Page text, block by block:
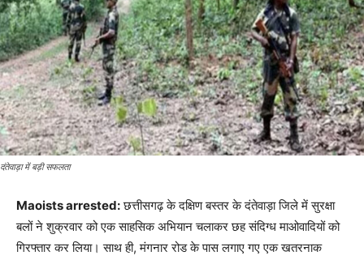
दंतेवाड़ा में बड़ी सफलता
Maoists arrested:छत्तीसगढ़ के दक्षिण बस्तर के दंतेवाड़ा जिले में सुरक्षा
बलों ने शुक्रवार को एक साहसिक अभियान चलाकर छह संदिग्ध माओवादियों को
गिरफ्तार कर लिया। साथ ही, मंगनार रोड के पास लगाए गए एक खतरनाक